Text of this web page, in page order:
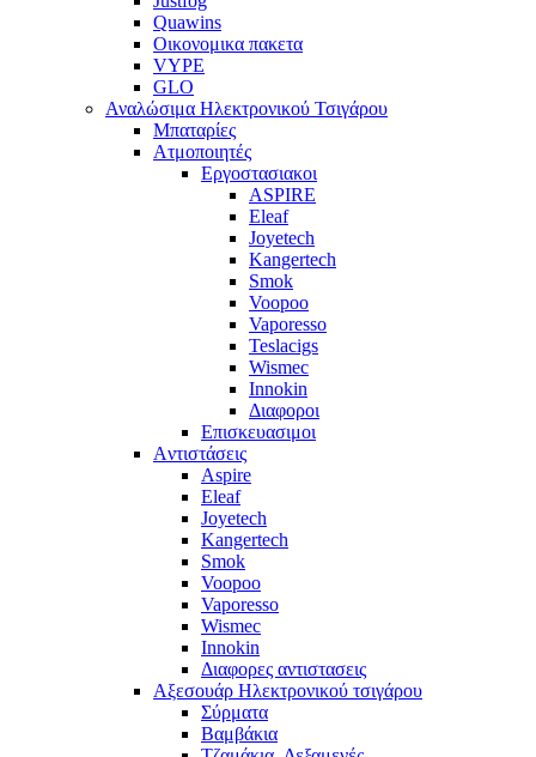
Quawins
Οικονομικα πακετα
VYPE
GLO
Αναλώσιμα Ηλεκτρονικού Τσιγάρου
Μπαταρίες
Ατμοποιητές
Εργοστασιακοι
ΑSPIRE
Eleaf
Joyetech
Kangertech
Smok
Voopoo
Vaporesso
Teslacigs
Wismec
Innokin
Διαφοροι
Επισκευασιμοι
Aντιστάσεις
Aspire
Eleaf
Joyetech
Kangertech
Smok
Voopoo
Vaporesso
Wismec
Ιnnokin
Διαφορες αντιστασεις
Αξεσουάρ Ηλεκτρονικού τσιγάρου
Σύρματα
Βαμβάκια